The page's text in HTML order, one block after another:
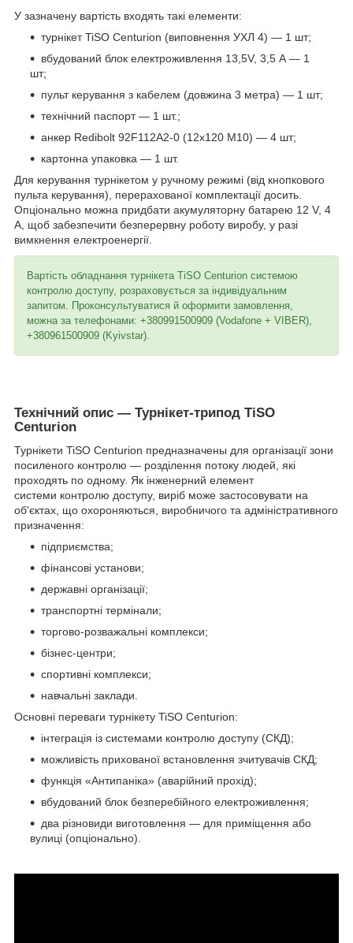
У зазначену вартість входять такі елементи:
турнікет TiSO Centurion (виповнення УХЛ 4) — 1 шт;
вбудований блок електроживлення 13,5V, 3,5 А — 1
шт;
пульт керування з кабелем (довжина 3 метра) — 1 шт;
технічний паспорт — 1 шт.;
анкер Redibolt 92F112A2-0 (12х120 М10) — 4 шт;
картонна упаковка — 1 шт.
Для керування турнікетом у ручному режимі (від кнопкового
пульта керування), перерахованої комплектації досить.
Опціонально можна придбати акумуляторну батарею 12 V, 4
А, щоб забезпечити безперервну роботу виробу, у разі
вимкнення електроенергії.
Вартість обладнання турнікета TiSO Centurion системою
контролю доступу, розраховується за індивідуальним
запитом. Проконсультуватися й оформити замовлення,
можна за телефонами: +380991500909 (Vodafone + VIBER),
+380961500909 (Kyivstar).
Технічний опис — Турнікет-трипод TiSO
Centurion
Турнікети TiSO Centurion предназначены для організації зони
посиленого контролю — розділення потоку людей, які
проходять по одному. Як інженерний елемент
системи контролю доступу, виріб може застосовувати на
об'єктах, що охороняються, виробничого та адміністративного
призначення:
підприємства;
фінансові установи;
державні організації;
транспортні термінали;
торгово-розважальні комплекси;
бізнес-центри;
спортивні комплекси;
навчальні заклади.
Основні переваги турнікету TiSO Centurion:
інтеграція із системами контролю доступу (СКД);
можливість прихованої встановлення зчитувачів СКД;
функція «Антипаніка» (аварійний прохід);
вбудований блок безперебійного електроживлення;
два різновиди виготовлення — для приміщення або
вулиці (опціонально).